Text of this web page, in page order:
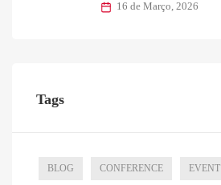
16 de Março, 2026
Tags
BLOG CONFERENCE EVENT